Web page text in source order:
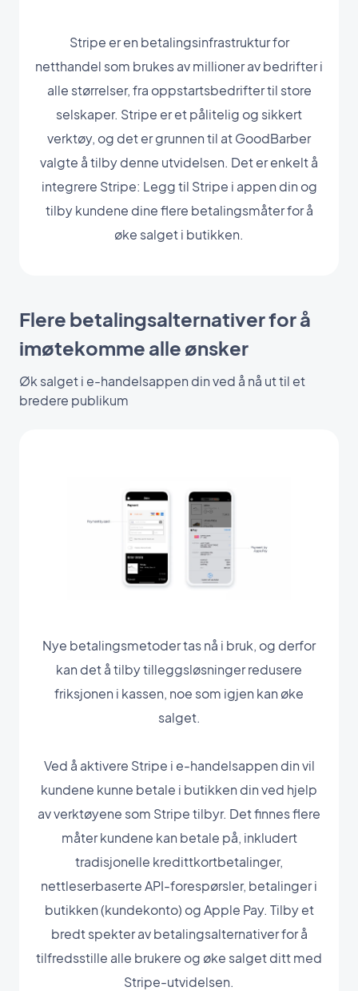
Stripe er en betalingsinfrastruktur for
netthandel som brukes av millioner av bedrifter i
alle størrelser, fra oppstartsbedrifter til store
selskaper. Stripe er et pålitelig og sikkert
verktøy, og det er grunnen til at GoodBarber
valgte å tilby denne utvidelsen. Det er enkelt å
integrere Stripe: Legg til Stripe i appen din og
tilby kundene dine flere betalingsmåter for å
øke salget i butikken.
Flere betalingsalternativer for å
imøtekomme alle ønsker
Øk salget i e-handelsappen din ved å nå ut til et
bredere publikum
Nye betalingsmetoder tas nå i bruk, og derfor
kan det å tilby tilleggsløsninger redusere
friksjonen i kassen, noe som igjen kan øke
salget.
Ved å aktivere Stripe i e-handelsappen din vil
kundene kunne betale i butikken din ved hjelp
av verktøyene som Stripe tilbyr. Det finnes flere
måter kundene kan betale på, inkludert
tradisjonelle kredittkortbetalinger,
nettleserbaserte API-forespørsler, betalinger i
butikken (kundekonto) og Apple Pay. Tilby et
bredt spekter av betalingsalternativer for å
tilfredsstille alle brukere og øke salget ditt med
Stripe-utvidelsen.